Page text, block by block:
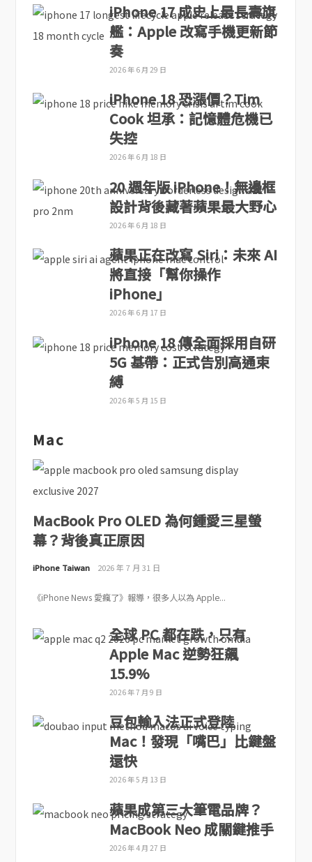
iPhone 17 成史上最長壽旗
艦：Apple 改寫手機更新節
奏
2026 年 6 月 29 日
iPhone 18 恐漲價？Tim
Cook 坦承：記憶體危機已
失控
2026 年 6 月 18 日
20 週年版 iPhone！無邊框
設計背後藏著蘋果最大野心
2026 年 6 月 18 日
蘋果正在改寫 Siri：未來 AI
將直接「幫你操作
iPhone」
2026 年 6 月 17 日
iPhone 18 傳全面採用自研
5G 基帶：正式告別高通束
縛
2026 年 5 月 15 日
Mac
MacBook Pro OLED 為何鍾愛三星螢
幕？背後真正原因
iPhone Taiwan 2026 年 7 月 31 日
《iPhone News 愛瘋了》報導，很多人以為 Apple...
全球 PC 都在跌，只有
Apple Mac 逆勢狂飆
15.9%
2026 年 7 月 9 日
豆包輸入法正式登陸
Mac！發現「嘴巴」比鍵盤
還快
2026 年 5 月 13 日
蘋果成第三大筆電品牌？
MacBook Neo 成關鍵推手
2026 年 4 月 27 日